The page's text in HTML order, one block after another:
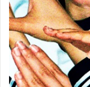
新しい学校
のリーダー
ズ